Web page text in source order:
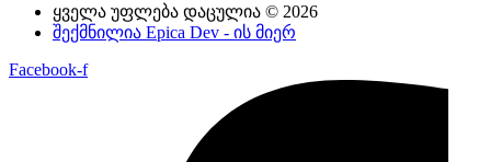
ყველა უფლება დაცულია © 2026
შექმნილია Epica Dev - ის მიერ
Facebook-f